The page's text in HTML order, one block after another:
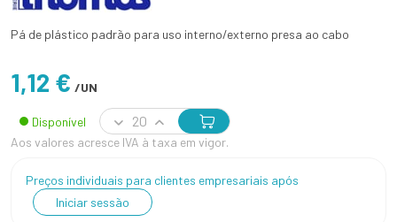
Pá de plástico padrão para uso interno/externo presa ao cabo
1,12 € /UN
Disponível
Aos valores acresce IVA à taxa em vigor.
Preços individuais para clientes empresariais após
Iniciar sessão